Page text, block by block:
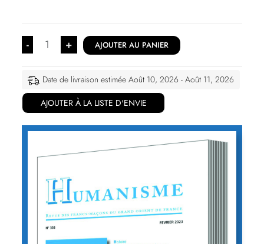
- + AJOUTER AU PANIER
Date de livraison estimée Août 10, 2026 - Août 11, 2026
AJOUTER À LA LISTE D'ENVIE